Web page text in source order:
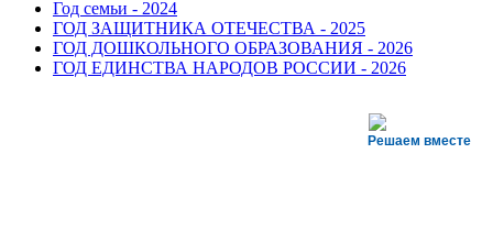
Год семьи - 2024
ГОД ЗАЩИТНИКА ОТЕЧЕСТВА - 2025
ГОД ДОШКОЛЬНОГО ОБРАЗОВАНИЯ - 2026
ГОД ЕДИНСТВА НАРОДОВ РОССИИ - 2026
Решаем вместе